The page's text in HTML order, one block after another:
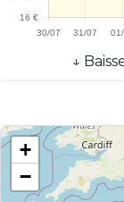
↓
+
−